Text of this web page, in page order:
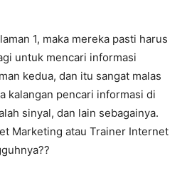
1, maka mereka pasti harus
untuk mencari informasi
kedua, dan itu sangat malas
kalangan pencari informasi di
sinyal, dan lain sebagainya.
Marketing atau Trainer Internet